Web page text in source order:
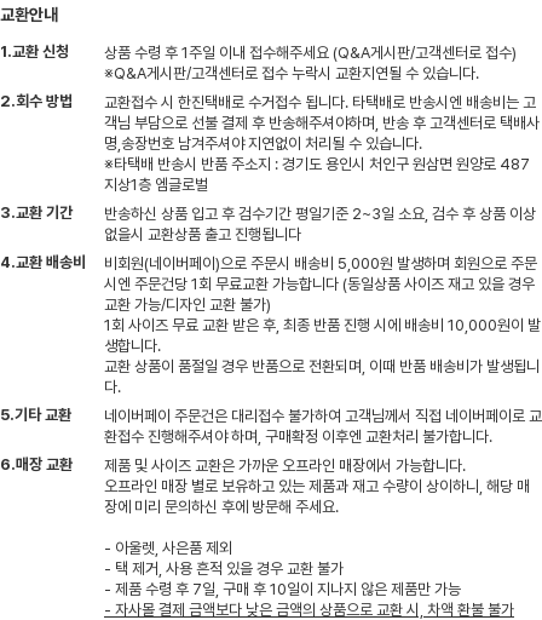
교환안내
1.교환 신청
상품 수령 후 1주일 이내 접수해주세요 (Q&A게시판/고객센터로 접수)
※Q&A게시판/고객센터로 접수 누락시 교환지연될 수 있습니다.
2.회수 방법
교환접수 시 한진택배로 수거접수 됩니다. 타택배로 반송시엔 배송비는 고
객님 부담으로 선불 결제 후 반송해주셔야하며, 반송 후 고객센터로 택배사
명,송장번호 남겨주셔야 지연없이 처리될 수 있습니다.
※타택배 반송시 반품 주소지 : 경기도 용인시 처인구 원삼면 원양로 487
지상1층 엠글로벌
3.교환 기간
반송하신 상품 입고 후 검수기간 평일기준 2~3일 소요, 검수 후 상품 이상
없을시 교환상품 출고 진행됩니다
4.교환 배송비
비회원(네이버페이)으로 주문시 배송비 5,000원 발생하며 회원으로 주문
시엔 주문건당 1회 무료교환 가능합니다 (동일상품 사이즈 재고 있을 경우
교환 가능/디자인 교환 불가)
1회 사이즈 무료 교환 받은 후, 최종 반품 진행 시에 배송비 10,000원이 발
생합니다.
교환 상품이 품절일 경우 반품으로 전환되며, 이때 반품 배송비가 발생됩니
다.
5.기타 교환
네이버페이 주문건은 대리접수 불가하여 고객님께서 직접 네이버페이로 교
환접수 진행해주셔야 하며, 구매확정 이후엔 교환처리 불가합니다.
6.매장 교환
제품 및 사이즈 교환은 가까운 오프라인 매장에서 가능합니다.
오프라인 매장 별로 보유하고 있는 제품과 재고 수량이 상이하니, 해당 매
장에 미리 문의하신 후에 방문해 주세요.
- 아울렛, 사은품 제외
- 택 제거, 사용 흔적 있을 경우 교환 불가
- 제품 수령 후 7일, 구매 후 10일이 지나지 않은 제품만 가능
- 자사몰 결제 금액보다 낮은 금액의 상품으로 교환 시, 차액 환불 불가